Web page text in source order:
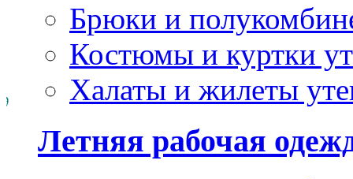
Брюки и
Костюмы и куртки
Халаты и жилеты
Летняя рабочая